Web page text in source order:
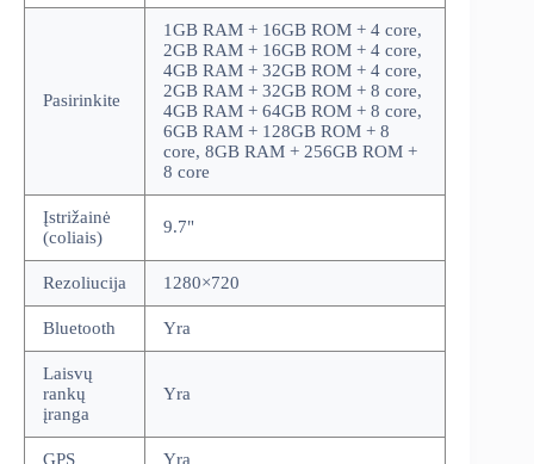
Pasirinkite
1GB RAM + 16GB ROM + 4 core,
2GB RAM + 16GB ROM + 4 core,
4GB RAM + 32GB ROM + 4 core,
2GB RAM + 32GB ROM + 8 core,
4GB RAM + 64GB ROM + 8 core,
6GB RAM + 128GB ROM + 8
core, 8GB RAM + 256GB ROM +
8 core
Įstrižainė
(coliais)
9.7"
Rezoliucija 1280×720
Bluetooth Yra
Laisvų
rankų
įranga
Yra
GPS Yra